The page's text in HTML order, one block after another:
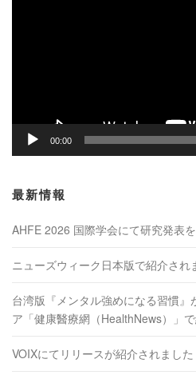
00:00
最新情報
AHFE 2026 国際学会にて研究発表
ニューズウィーク日本版で紹介され
台湾版『メンタル強めになる習慣』
ア「健康醫療網（HealthNews）」
VOIXにてリリースが紹介されました